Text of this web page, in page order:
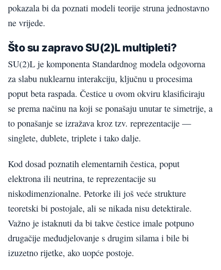
pokazala bi da poznati modeli teorije struna jednostavno
ne vrijede.
Što su zapravo SU(2)L multipleti?
SU(2)L je komponenta Standardnog modela odgovorna
za slabu nuklearnu interakciju, ključnu u procesima
poput beta raspada. Čestice u ovom okviru klasificiraju
se prema načinu na koji se ponašaju unutar te simetrije, a
to ponašanje se izražava kroz tzv. reprezentacije —
singlete, dublete, triplete i tako dalje.
Kod dosad poznatih elementarnih čestica, poput
elektrona ili neutrina, te reprezentacije su
niskodimenzionalne. Petorke ili još veće strukture
teoretski bi postojale, ali se nikada nisu detektirale.
Važno je istaknuti da bi takve čestice imale potpuno
drugačije međudjelovanje s drugim silama i bile bi
izuzetno rijetke, ako uopće postoje.